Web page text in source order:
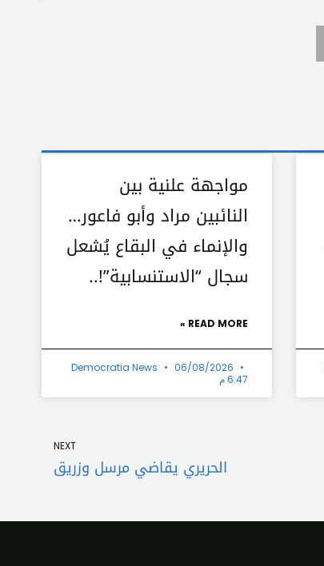
مواجهة علنية بين
النائبين مراد وأبو فاعور…
والإنماء في البقاع يُشعل
سجال “الاستنسابية”!..
READ MORE »
Democratia News
06/08/2026
6:47 م
NEXT
الحريري يقاضي مرسل وزريق